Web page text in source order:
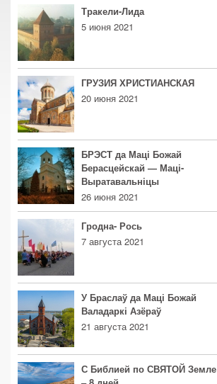
Тракели-Лида
5 июня 2021
ГРУЗИЯ ХРИСТИАНСКАЯ
20 июня 2021
БРЭСТ да Маці Божай
Берасцейскай — Маці-
Выратавальніцы
26 июня 2021
Гродна- Рось
7 августа 2021
У Браслаў да Маці Божай
Валадаркі Азёраў
21 августа 2021
С Библией по СВЯТОЙ Земле